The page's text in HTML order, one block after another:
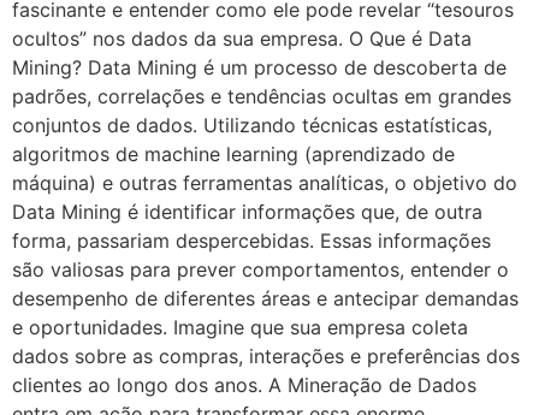
fascinante e entender como ele pode revelar “tesouros
ocultos” nos dados da sua empresa. O Que é Data
Mining? Data Mining é um processo de descoberta de
padrões, correlações e tendências ocultas em grandes
conjuntos de dados. Utilizando técnicas estatísticas,
algoritmos de machine learning (aprendizado de
máquina) e outras ferramentas analíticas, o objetivo do
Data Mining é identificar informações que, de outra
forma, passariam despercebidas. Essas informações
são valiosas para prever comportamentos, entender o
desempenho de diferentes áreas e antecipar demandas
e oportunidades. Imagine que sua empresa coleta
dados sobre as compras, interações e preferências dos
clientes ao longo dos anos. A Mineração de Dados